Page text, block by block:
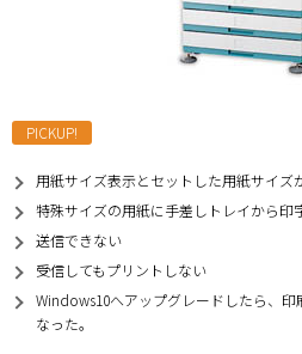
PICKUP!
用紙サイズ表示とセットした用紙サイズ
特殊サイズの用紙に手差しトレイから印
送信できない
受信してもプリントしない
Windows10へアップグレードしたら、印
なった。